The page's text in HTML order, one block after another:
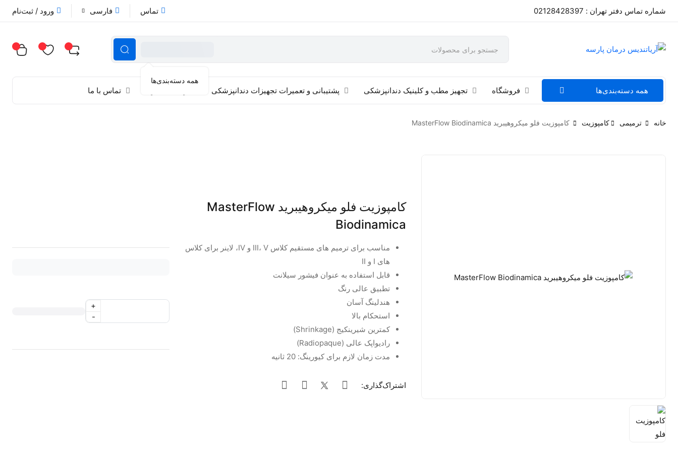
شماره تماس دفتر تهران : 02128428397 تماس فارسی ورود / ثبت‌نام
همه دسته‌بندی‌ها
همه دسته‌بندی‌ها فروشگاه تجهیز مطب و کلینیک دندانپزشکی پشتیبانی و تعمیرات تجهیزات دندانپزشکی تماس با ما
خانه ترمیمی کامپوزیت کامپوزیت فلو میکروهیبرید MasterFlow Biodinamica
کامپوزیت فلو میکروهیبرید MasterFlow
Biodinamica
مناسب برای ترمیم های مستقیم کلاس III، V و IV، لاینر برای کلاس
های I و II
قابل استفاده به عنوان فیشور سیلانت
تطبیق عالی رنگ
هندلینگ آسان
استحکام بالا
کمترین شیرینکیج (Shrinkage)
رادیواپک عالی (Radiopaque)
مدت زمان لازم برای کیورینگ: 20 ثانیه
اشتراک‌گذاری:
-
+